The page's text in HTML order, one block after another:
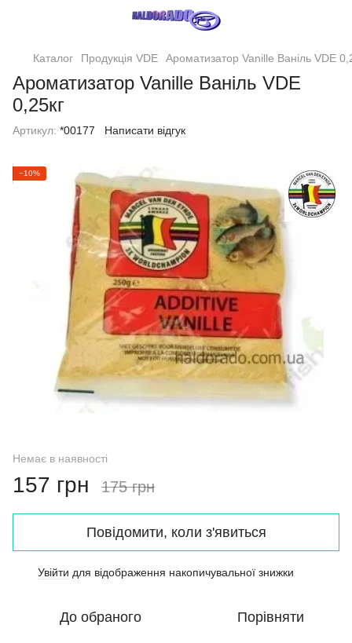
Каталог Продукція VDE Ароматизатор Vanille Ваніль VDE
Ароматизатор Vanille Ваніль VDE
0,25кг
Артикул: *00177 Написати відгук
−10%
Немає в наявності
157 грн 175 грн
Повідомити, коли з'явиться
Увійти для відображення накопичувальної знижки
До обраного Порівняти